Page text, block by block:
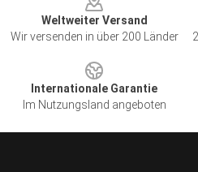
Weltweiter Versand
Wir versenden in über 200 Länder
Internationale Garantie
Im Nutzungsland angeboten